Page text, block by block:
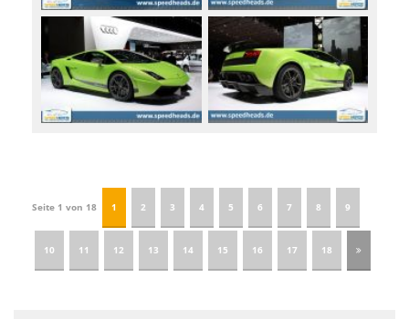
Seite 1 von 18 1 2 3 4 5 6 7 8 9
10 11 12 13 14 15 16 17 18